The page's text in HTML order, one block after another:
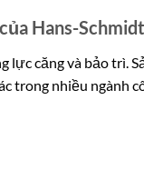
Hans-Schmidt
lực căng và bảo trì.
trong nhiều ngành